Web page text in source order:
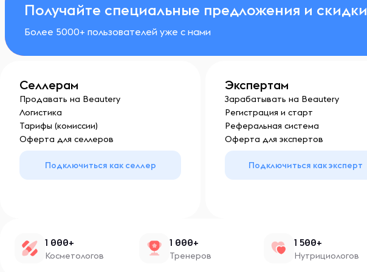
Получайте специальные предложения и скидки
Более 5000+ пользователей уже с нами
Селлерам
Продавать на Beautery
Логистика
Тарифы (комиссии)
Оферта для селлеров
Подключиться как селлер
Экспертам
Зарабатывать на Beautery
Регистрация и старт
Реферальная система
Оферта для экспертов
Подключиться как эксперт
1 000+
Косметологов
1 000+
Тренеров
1 500+
Нутрициологов